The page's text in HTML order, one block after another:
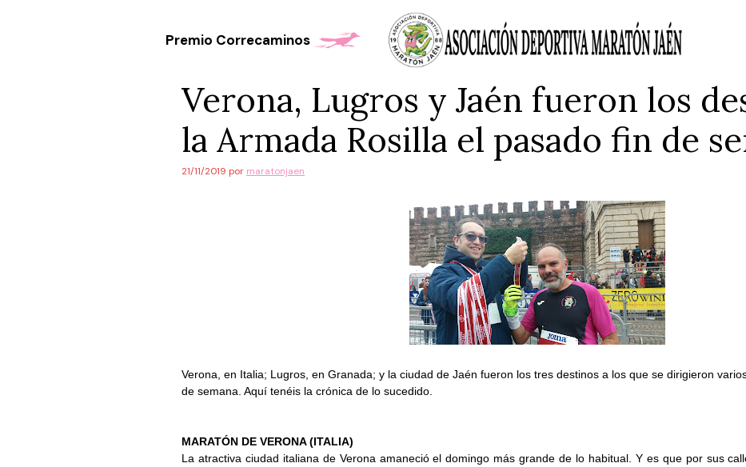
Premio Correcaminos
Verona, Lugros y Jaén fueron los
la Armada Rosilla el pasado fin de
21/11/2019 por maratonjaen
Verona, en Italia; Lugros, en Granada; y la ciudad de Jaén fueron los tres destinos a los que se dirigieron
de semana. Aquí tenéis la crónica de lo sucedido.
MARATÓN DE VERONA (ITALIA)
La atractiva ciudad italiana de Verona amaneció el domingo más grande de lo habitual. Y es que por sus